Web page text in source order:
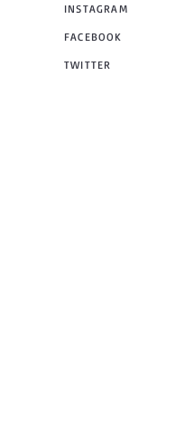
INSTAGRAM
FACEBOOK
TWITTER